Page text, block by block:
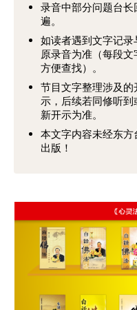
录音中部分问题台
遍。
如读者遇到文字记
原录音为准（每段文
方便查找）。
节目文字整理涉及
示，后续若同修听
新开示为准。
本文字内容未经东方
出版！